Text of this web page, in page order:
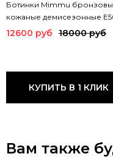
Ботинки Mimmu
кожаные демисезонные
MIM METAL
12600 руб 18000 руб
КУПИТЬ В 1 КЛИК
Вам также